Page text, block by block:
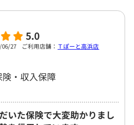
5.0
06/27 ご利用店舗： Ｔぽーと高浜店
・収入保障
いた保険で大変助かりまし